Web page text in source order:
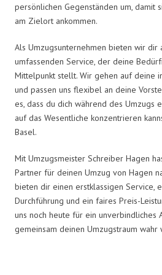
persönlichen Gegenständen um, damit
am Zielort ankommen.
Als Umzugsunternehmen bieten wir dir
umfassenden Service, der deine
Mittelpunkt stellt. Wir gehen auf deine
und passen uns flexibel an deine
es, dass du dich während des Umzugs
auf das Wesentliche konzentrieren
Basel.
Mit Umzugsmeister Schreiber Hagen
Partner für deinen Umzug von Hagen
bieten dir einen erstklassigen Service,
Durchführung und ein faires Preis-
uns noch heute für ein unverbindliches
gemeinsam deinen Umzugstraum wahr